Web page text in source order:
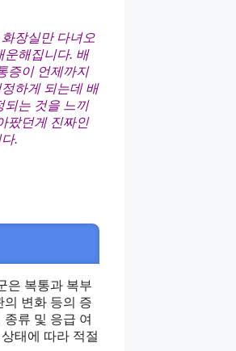
장실만 다녀오
운해집니다. 배
증이 언제까지
하게 되는데 배
되는 것을 느끼
팠던게 진짜인
.
은 복통과 복부
의 변화 등의 증
류 및 응급 여
태에 따라 적절